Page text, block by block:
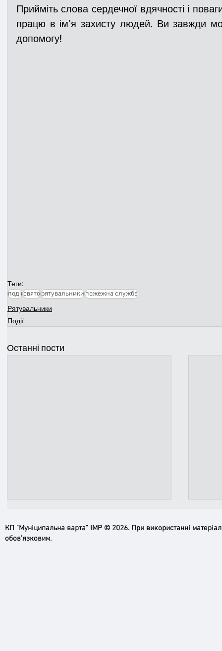
Прийміть слова сердечної вдячності і
працю в ім’я захисту людей. Ви завжди
допомогу!
Теги:
подіїсвяторятувальникипожежна служба
Рятувальники
Події
Останні пости
КП "Муніципальна варта" ІМР © 2026. При використанні
обов’язковим.